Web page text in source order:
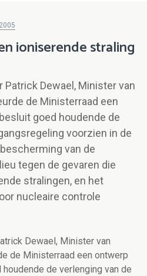
ioniserende straling
Patrick Dewael, Minister van
de Ministerraad een
goed houdende de
voorzien in de
van de
tegen de gevaren die
stralingen, en het
nucleaire controle
Dewael, Minister van
de Ministerraad een ontwerp
de verlenging van de